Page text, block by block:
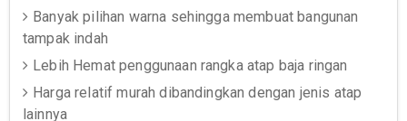
Banyak pilihan warna sehingga membuat bangunan
tampak indah
Lebih Hemat penggunaan rangka atap baja ringan
Harga relatif murah dibandingkan dengan jenis atap
lainnya